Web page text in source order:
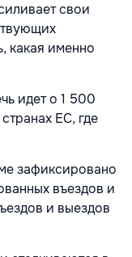
свои
какая именно
идет о 1 500
ЕС, где
зафиксировано
въездов и
и выездов